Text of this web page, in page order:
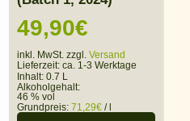
49,90€
inkl. MwSt. zzgl. Versand
Lieferzeit: ca. 1-3 Werktage
Inhalt: 0.7 L
Alkoholgehalt:
46 % vol
Grundpreis: 71,29€ /l